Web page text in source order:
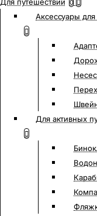
0
Аксессуары
Для активных